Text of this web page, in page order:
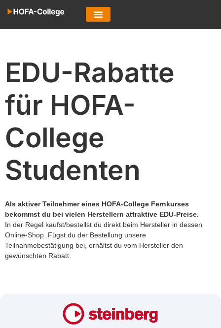
EDU-Rabatte
für HOFA-
College
Studenten
Als aktiver Teilnehmer eines HOFA-College Fernkurses
bekommst du bei vielen Herstellern attraktive EDU-Preise.
In der Regel kaufst/bestellst du direkt beim Hersteller in dessen
Online-Shop. Fügst du der Bestellung unsere
Teilnahmebestätigung bei, erhältst du vom Hersteller den
gewünschten Rabatt.